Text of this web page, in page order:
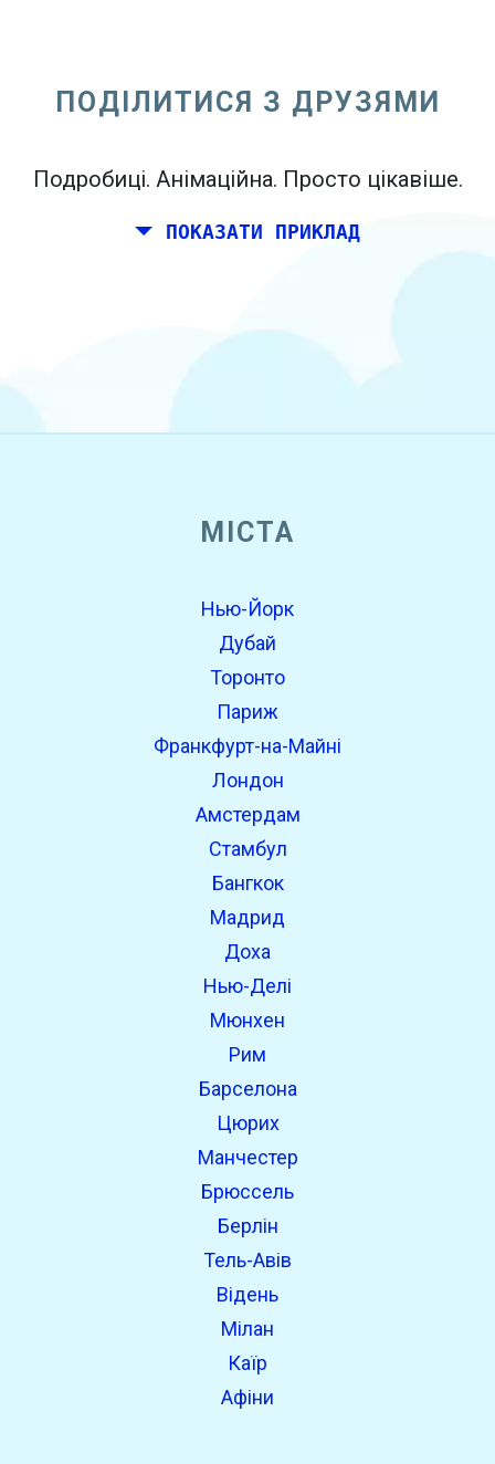
Мадриді, і ваші друзі живуть в Дубліні і
ПОДІЛИТИСЯ З ДРУЗЯМИ
Подробиці. Анімаційна. Просто цікавіше.
ПОКАЗАТИ ПРИКЛАД
МІСТА
Нью-Йорк
Дубай
Торонто
Париж
Франкфурт-на-Майні
Лондон
Амстердам
Стамбул
Бангкок
Мадрид
Доха
Нью-Делі
Мюнхен
Рим
Барселона
Цюрих
Манчестер
Брюссель
Берлін
Тель-Авів
Відень
Мілан
Каїр
Афіни